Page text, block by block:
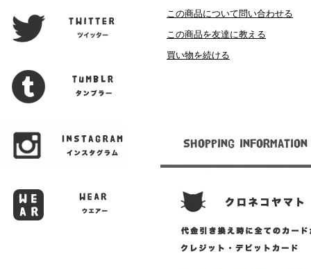
この商品について問い合わせる
この商品を友達に教える
買い物を続ける